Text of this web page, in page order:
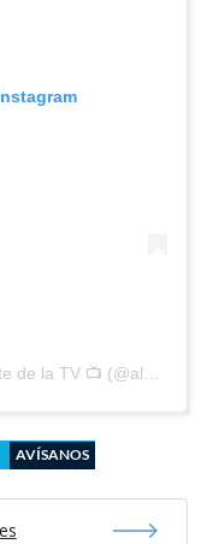
Una publicación compartida por Amante de la TV 📺 (@alguien_te_observa)
AVÍSANOS